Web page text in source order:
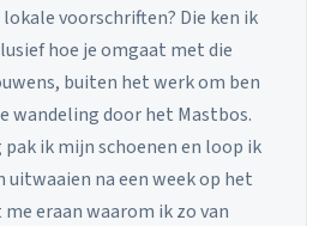
lokale voorschriften? Die ken ik
hoe je omgaat met die
buiten het werk om ben
wandeling door het Mastbos.
ik mijn schoenen en loop ik
uitwaaien na een week op het
eraan waarom ik zo van